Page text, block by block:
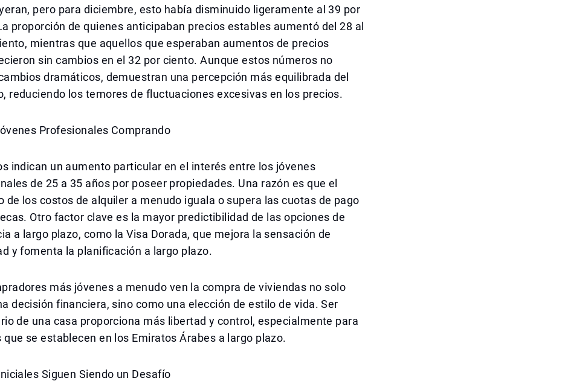
pero para diciembre, esto había disminuido ligeramente al 39 por
proporción de quienes anticipaban precios estables aumentó del 28 al
mientras que aquellos que esperaban aumentos de precios
sin cambios en el 32 por ciento. Aunque estos números no
dramáticos, demuestran una percepción más equilibrada del
reduciendo los temores de fluctuaciones excesivas en los precios.
Profesionales Comprando
indican un aumento particular en el interés entre los jóvenes
de 25 a 35 años por poseer propiedades. Una razón es que el
de los costos de alquiler a menudo iguala o supera las cuotas de pago
Otro factor clave es la mayor predictibilidad de las opciones de
a largo plazo, como la Visa Dorada, que mejora la sensación de
y fomenta la planificación a largo plazo.
más jóvenes a menudo ven la compra de viviendas no solo
decisión financiera, sino como una elección de estilo de vida. Ser
de una casa proporciona más libertad y control, especialmente para
que se establecen en los Emiratos Árabes a largo plazo.
Siguen Siendo un Desafío